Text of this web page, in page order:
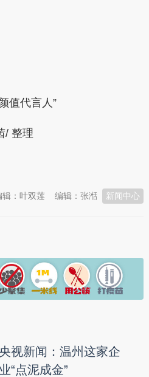
值代言人”
整理
新闻中心
编辑：张湉
辑：叶双莲
视新闻：温州这家企
业“点泥成金”